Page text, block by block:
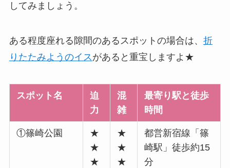
してみましょう。
ある程度座れる隙間のあるスポットの場合は、 折
りたたみようのイスがあると重宝しますよ★
スポット名
迫
力
混
雑
最寄り駅と徒歩
時間
①篠崎公園
★
★
★
★
★
★
都営新宿線「篠
崎駅」徒歩約15
分